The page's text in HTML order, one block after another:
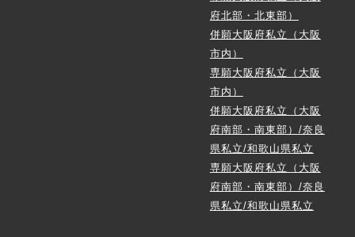
府北部・北東部）
併願大阪府私立（大阪
市内）
専願大阪府私立（大阪
市内）
併願大阪府私立（大阪
府南部・南東部）/奈良
県私立/和歌山県私立
専願大阪府私立（大阪
府南部・南東部）/奈良
県私立/和歌山県私立